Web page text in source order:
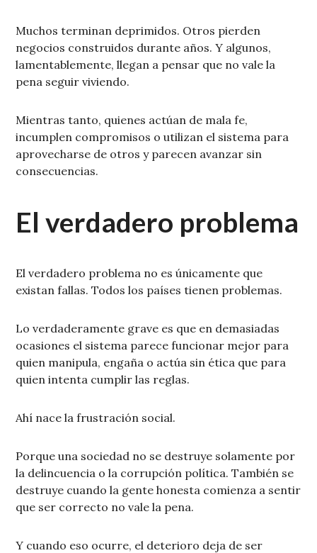
Muchos terminan deprimidos. Otros pierden
negocios construidos durante años. Y algunos,
lamentablemente, llegan a pensar que no vale la
pena seguir viviendo.
Mientras tanto, quienes actúan de mala fe,
incumplen compromisos o utilizan el sistema para
aprovecharse de otros y parecen avanzar sin
consecuencias.
El verdadero problema
El verdadero problema no es únicamente que
existan fallas. Todos los países tienen problemas.
Lo verdaderamente grave es que en demasiadas
ocasiones el sistema parece funcionar mejor para
quien manipula, engaña o actúa sin ética que para
quien intenta cumplir las reglas.
Ahí nace la frustración social.
Porque una sociedad no se destruye solamente por
la delincuencia o la corrupción política. También se
destruye cuando la gente honesta comienza a sentir
que ser correcto no vale la pena.
Y cuando eso ocurre, el deterioro deja de ser